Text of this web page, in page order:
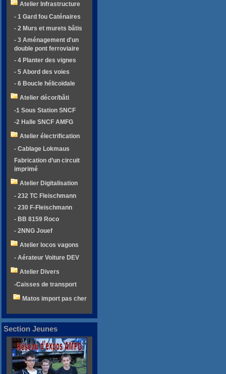
Atelier Infrastructure
- 1 Gard fou Caténaires
- 2 Murs et murets bâtis
- 3 Aménagement d'un
double pont ferroviaire
- 4 Planter des vignes
- 5 Abord des voies
- 6 Boucle hélicoïdale
Atelier décor/bâti
-1 Sous Station SNCF
-2 Halle SNCF AMFG
Atelier électrification
- Cablage Lokmaus
Fabrication d’un circuit
imprimé
Atelier Digitalisation
- 232 TC Fleischmann
- 230 F-Fleischmann
- BB 8159 Roco
- 2NNG Jouef
Atelier locos vagons
- Aérateur Voiture DEV
Atelier Divers
-Caisses de transport
Matos import pas cher
Section Jeunes